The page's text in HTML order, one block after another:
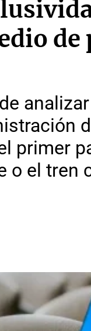
primer
o el tren